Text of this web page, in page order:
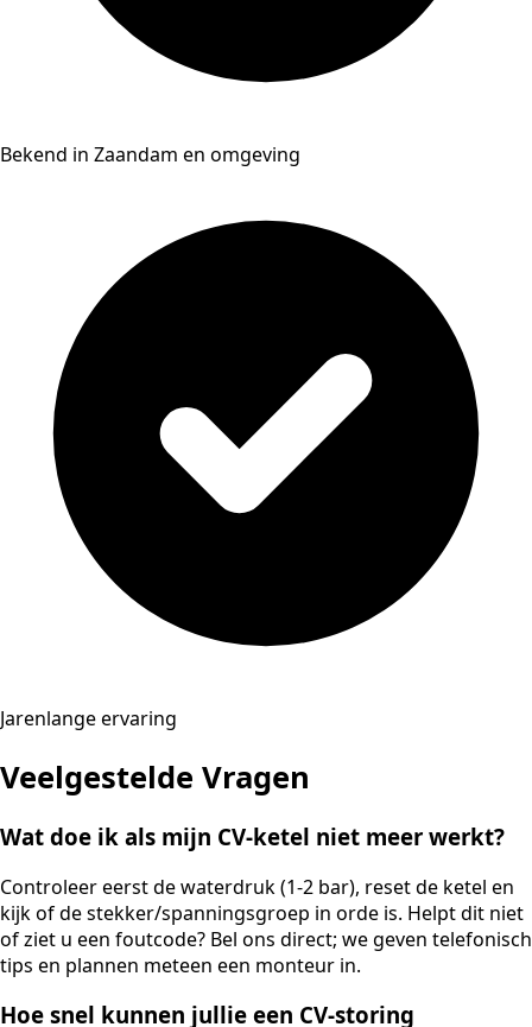
Bekend in Zaandam en omgeving
Jarenlange ervaring
Veelgestelde Vragen
Wat doe ik als mijn CV-ketel niet meer werkt?
Controleer eerst de waterdruk (1-2 bar), reset de ketel en
kijk of de stekker/spanningsgroep in orde is. Helpt dit niet
of ziet u een foutcode? Bel ons direct; we geven telefonisch
tips en plannen meteen een monteur in.
Hoe snel kunnen jullie een CV-storing